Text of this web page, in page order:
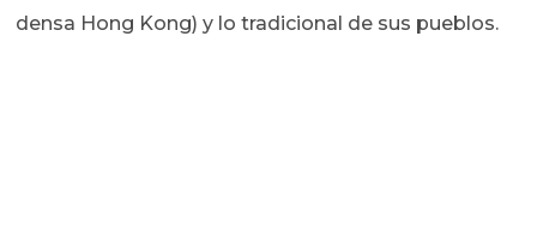
densa Hong Kong) y lo tradicional de sus pueblos.